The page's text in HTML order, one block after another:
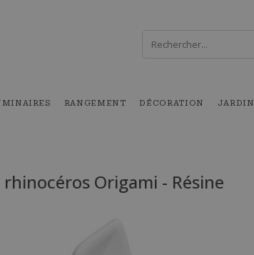
RANGEMENT DÉCORATION JARDIN
Origami - Résine